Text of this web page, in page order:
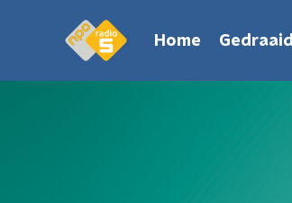
Home Gedraaid